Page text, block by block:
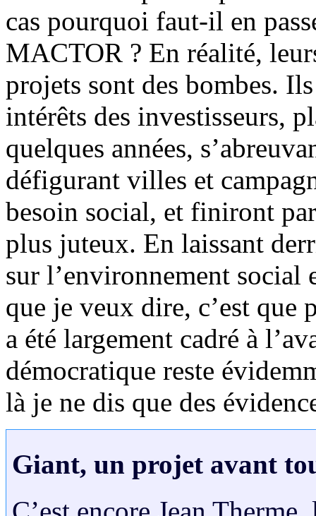
cas pourquoi faut-il en
MACTOR ? En réalité,
projets sont des bombes.
intérêts des investisseurs,
quelques années,
défigurant villes et
besoin social, et finiront
plus juteux. En laissant
sur l’environnement
que je veux dire, c’est
a été largement cadré à
démocratique reste
là je ne dis que des
Giant, un projet avant